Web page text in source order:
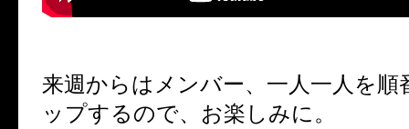
来週からはメンバー、一人一人を順
ップするので、お楽しみに。